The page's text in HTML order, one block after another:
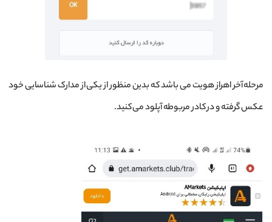
مرحله آخر اهراز هویت می باشد که بدین منظور از یکی از مدارک شناسایی خود
عکس گرفته و در کادر مربوطه آپلود می کنید.